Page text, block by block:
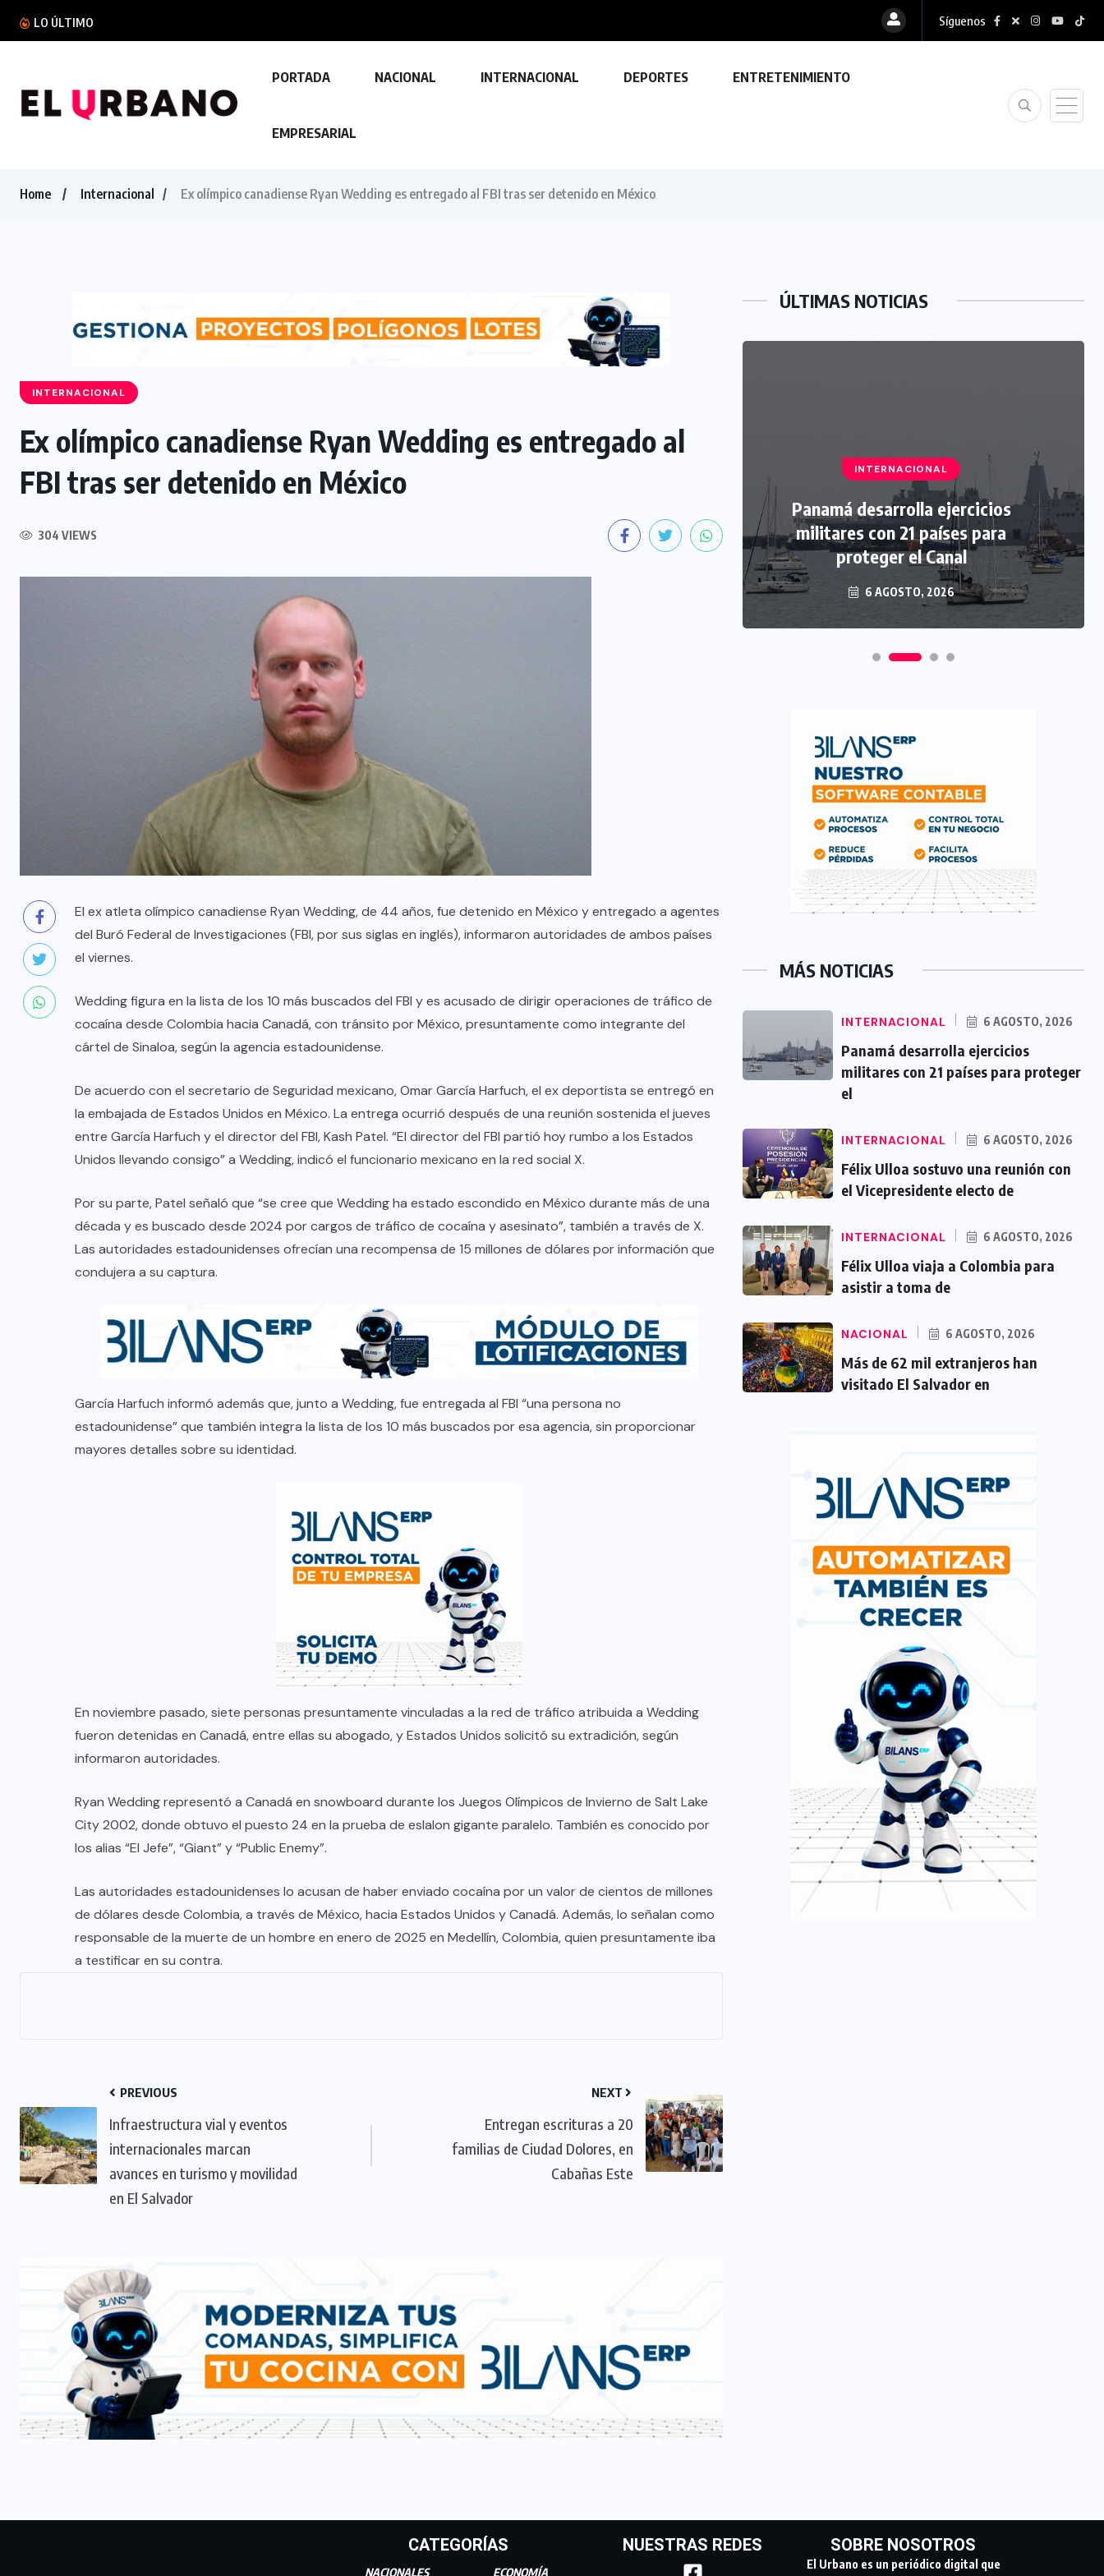
LO ÚLTIMO Síguenos
PORTADA NACIONAL INTERNACIONAL DEPORTES ENTRETENIMIENTO
EMPRESARIAL
Home Internacional Ex olímpico canadiense Ryan Wedding es entregado al FBI tras ser detenido en México
INTERNACIONAL
Ex olímpico canadiense Ryan Wedding es entregado al
FBI tras ser detenido en México
304 VIEWS
El ex atleta olímpico canadiense Ryan Wedding, de 44 años, fue detenido en México y entregado a agentes
del Buró Federal de Investigaciones (FBI, por sus siglas en inglés), informaron autoridades de ambos países
el viernes.
Wedding figura en la lista de los 10 más buscados del FBI y es acusado de dirigir operaciones de tráfico de
cocaína desde Colombia hacia Canadá, con tránsito por México, presuntamente como integrante del
cártel de Sinaloa, según la agencia estadounidense.
De acuerdo con el secretario de Seguridad mexicano, Omar García Harfuch, el ex deportista se entregó en
la embajada de Estados Unidos en México. La entrega ocurrió después de una reunión sostenida el jueves
entre García Harfuch y el director del FBI, Kash Patel. “El director del FBI partió hoy rumbo a los Estados
Unidos llevando consigo” a Wedding, indicó el funcionario mexicano en la red social X.
Por su parte, Patel señaló que “se cree que Wedding ha estado escondido en México durante más de una
década y es buscado desde 2024 por cargos de tráfico de cocaína y asesinato”, también a través de X.
Las autoridades estadounidenses ofrecían una recompensa de 15 millones de dólares por información que
condujera a su captura.
García Harfuch informó además que, junto a Wedding, fue entregada al FBI “una persona no
estadounidense” que también integra la lista de los 10 más buscados por esa agencia, sin proporcionar
mayores detalles sobre su identidad.
En noviembre pasado, siete personas presuntamente vinculadas a la red de tráfico atribuida a Wedding
fueron detenidas en Canadá, entre ellas su abogado, y Estados Unidos solicitó su extradición, según
informaron autoridades.
Ryan Wedding representó a Canadá en snowboard durante los Juegos Olímpicos de Invierno de Salt Lake
City 2002, donde obtuvo el puesto 24 en la prueba de eslalon gigante paralelo. También es conocido por
los alias “El Jefe”, “Giant” y “Public Enemy”.
Las autoridades estadounidenses lo acusan de haber enviado cocaína por un valor de cientos de millones
de dólares desde Colombia, a través de México, hacia Estados Unidos y Canadá. Además, lo señalan como
responsable de la muerte de un hombre en enero de 2025 en Medellín, Colombia, quien presuntamente iba
a testificar en su contra.
PREVIOUS
Infraestructura vial y eventos
internacionales marcan
avances en turismo y movilidad
en El Salvador
NEXT
Entregan escrituras a 20
familias de Ciudad Dolores, en
Cabañas Este
ÚLTIMAS NOTICIAS
INTERNACIONAL
23 FEBRERO, 2024
INTERNACIONAL
Panamá desarrolla ejercicios
militares con 21 países para
proteger el Canal
6 AGOSTO, 2026
MÁS NOTICIAS
INTERNACIONAL 6 AGOSTO, 2026
Panamá desarrolla ejercicios
militares con 21 países para proteger
el
INTERNACIONAL 6 AGOSTO, 2026
Félix Ulloa sostuvo una reunión con
el Vicepresidente electo de
INTERNACIONAL 6 AGOSTO, 2026
Félix Ulloa viaja a Colombia para
asistir a toma de
NACIONAL 6 AGOSTO, 2026
Más de 62 mil extranjeros han
visitado El Salvador en
CATEGORÍAS
NACIONALES ECONOMÍA
NUESTRAS REDES SOBRE NOSOTROS
El Urbano es un periódico digital que